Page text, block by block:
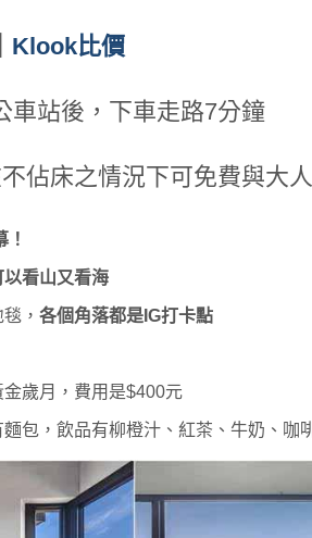
Klook比價
車站後，下車走路7分鐘
佔床之情況下可免費與大
看山又看海
， 各個角落都是IG打卡點
歲月，費用是$400元
包，飲品有柳橙汁、紅茶、牛奶、咖